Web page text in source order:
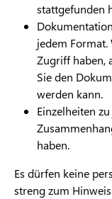
stattgefunden
jedem
Zugriff haben,
Sie den
werden kann.
Einzelheiten
haben.
Es dürfen keine
streng zum